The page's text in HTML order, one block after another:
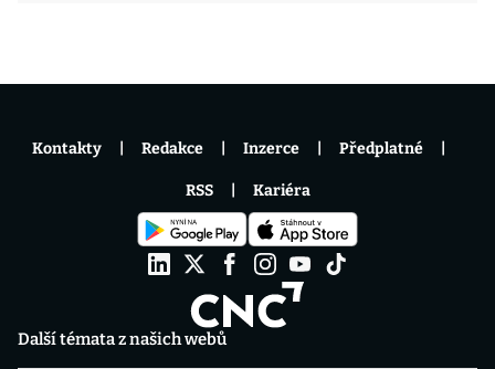
Další témata z našich webů
Kontakty Redakce Inzerce Předplatné
RSS Kariéra